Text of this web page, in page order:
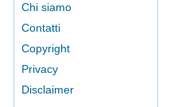
Chi siamo
Contatti
Copyright
Privacy
Disclaimer